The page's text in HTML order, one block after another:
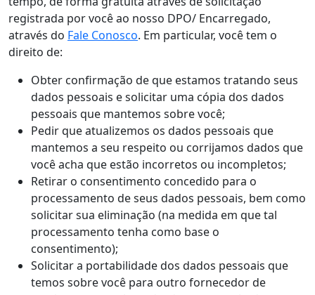
registrada por você ao nosso DPO/ Encarregado,
através do Fale Conosco. Em particular, você tem o
direito de:
Obter confirmação de que estamos tratando seus
dados pessoais e solicitar uma cópia dos dados
pessoais que mantemos sobre você;
Pedir que atualizemos os dados pessoais que
mantemos a seu respeito ou corrijamos dados que
você acha que estão incorretos ou incompletos;
Retirar o consentimento concedido para o
processamento de seus dados pessoais, bem como
solicitar sua eliminação (na medida em que tal
processamento tenha como base o
consentimento);
Solicitar a portabilidade dos dados pessoais que
temos sobre você para outro fornecedor de